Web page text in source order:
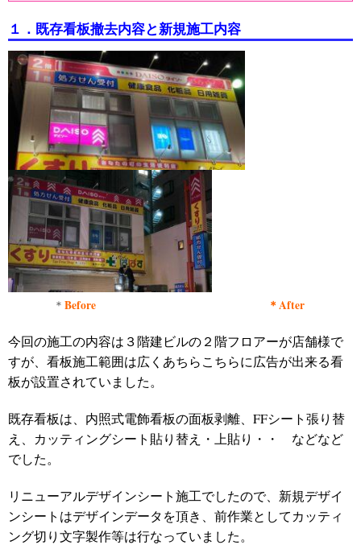
１．既存看板撤去内容と新規施工内容
＊ Before ＊After
今回の施工の内容は３階建ビルの２階フロアーが店舗様で
すが、看板施工範囲は広くあちらこちらに広告が出来る看
板が設置されていました。
既存看板は、内照式電飾看板の面板剥離、FFシート張り替
え、カッティングシート貼り替え・上貼り・・ などなど
でした。
リニューアルデザインシート施工でしたので、新規デザイ
ンシートはデザインデータを頂き、前作業としてカッティ
ング切り文字製作等は行なっていました。